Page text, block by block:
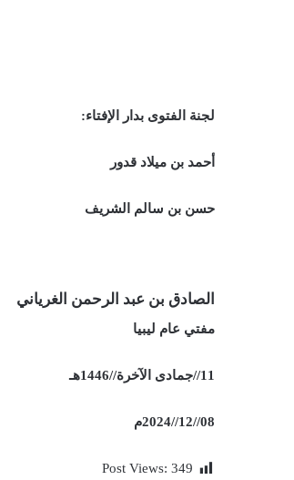
لجنة الفتوى بدار الإفتاء:
أحمد بن ميلاد قدور
حسن بن سالم الشريف
الصادق بن عبد الرحمن الغرياني
مفتي عام ليبيا
11//جمادى الآخرة//1446هـ
08//12//2024م
Post Views: 349